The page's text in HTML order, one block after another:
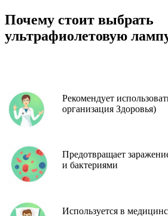
Почему стоит выбрать
ультрафиолетовую
Рекомендует
организация Здоровья)
Предотвращает
и бактериями
Используется в